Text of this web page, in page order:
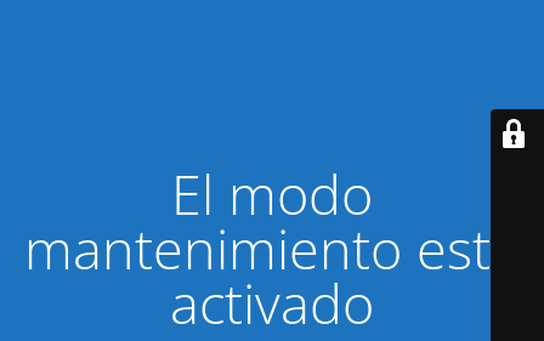
El modo
mantenimiento está
activado